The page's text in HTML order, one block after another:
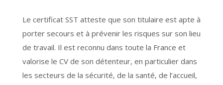
Le certificat SST atteste que son titulaire est apte à
porter secours et à prévenir les risques sur son lieu
de travail. Il est reconnu dans toute la France et
valorise le CV de son détenteur, en particulier dans
les secteurs de la sécurité, de la santé, de l’accueil,